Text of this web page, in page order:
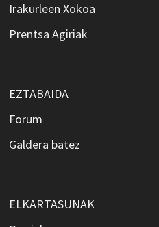
Irakurleen Xokoa
Prentsa Agiriak
EZTABAIDA
Forum
Galdera batez
ELKARTASUNAK